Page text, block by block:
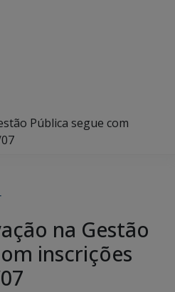
Pública segue com
na Gestão
inscrições